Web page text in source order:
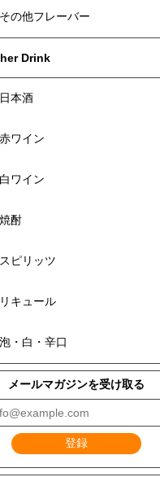
その他フレーバー
Drink
日本酒
赤ワイン
白ワイン
焼酎
スピリッツ
リキュール
泡・白・辛口
メールマガジンを受け取る
登録